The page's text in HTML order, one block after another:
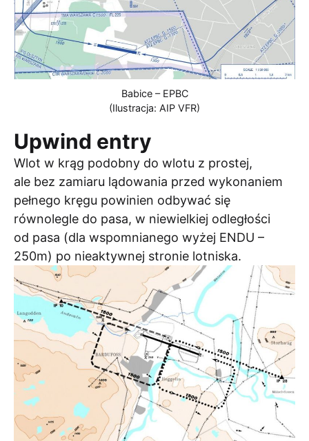
Babice – EPBC
(Ilustracja: AIP VFR)
Upwind entry
Wlot w krąg podobny do wlotu z prostej,
ale bez zamiaru lądowania przed wykonaniem
pełnego kręgu powinien odbywać się
równolegle do pasa, w niewielkiej odległości
od pasa (dla wspomnianego wyżej ENDU –
250m) po nieaktywnej stronie lotniska.